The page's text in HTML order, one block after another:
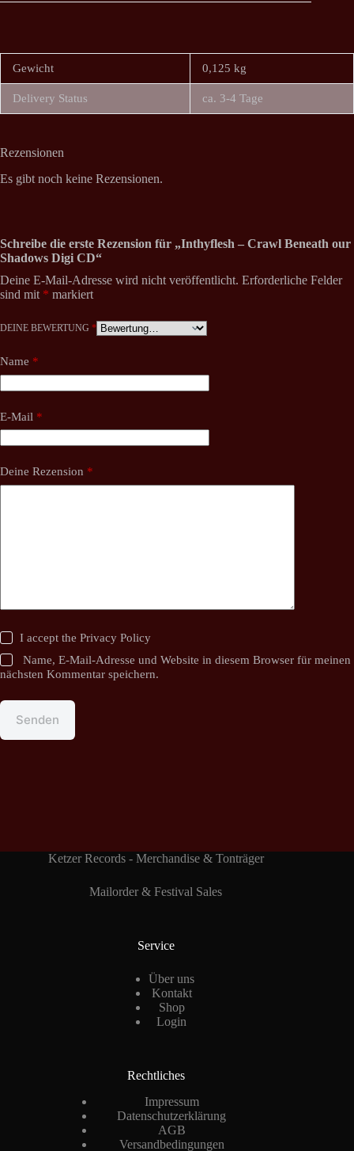
Gewicht 0,125 kg
Delivery Status ca. 3-4 Tage
Rezensionen
Es gibt noch keine Rezensionen.
Schreibe die erste Rezension für „Inthyflesh – Crawl Beneath our
Shadows Digi CD“
Deine E-Mail-Adresse wird nicht veröffentlicht. Erforderliche Felder
sind mit * markiert
DEINE BEWERTUNG *
Name *
E-Mail *
Deine Rezension *
I accept thePrivacy Policy
Name, E-Mail-Adresse und Website in diesem Browser für meinen
nächsten Kommentar speichern.
Senden
Ketzer Records - Merchandise & Tonträger
Mailorder & Festival Sales
Service
Über uns
Kontakt
Shop
Login
Rechtliches
Impressum
Datenschutzerklärung
AGB
Versandbedingungen